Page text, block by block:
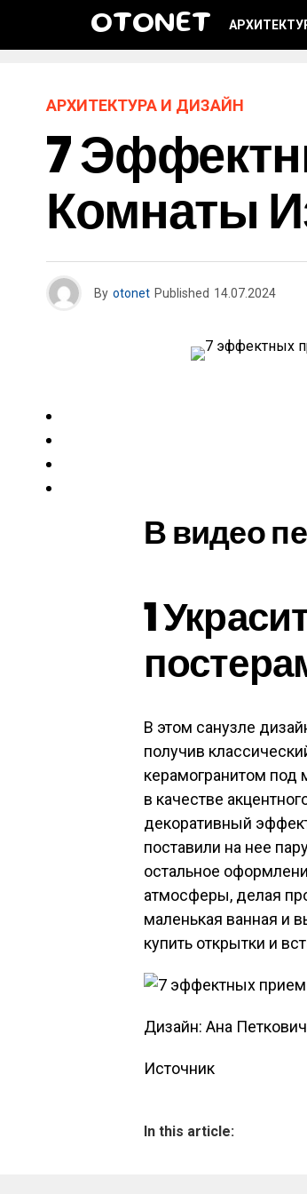
OTONET
АРХИТЕКТУРА И ДИЗАЙН
7
Комнаты
By otonet Published 14.07.2024
В видео
1
В этом санузле
получив
керамогранитом под
в качестве
декоративный
поставили на нее
остальное
атмосферы, делая
маленькая ванная и
купить открытки и
Дизайн: Ана
Источник
In this article: